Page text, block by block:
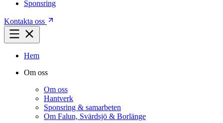
Sponsring
Kontakta oss
Hem
Om oss
Om oss
Hantverk
Sponsring & samarbeten
Om Falun, Svärdsjö & Borlänge